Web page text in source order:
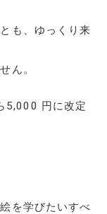
も、ゆっくり来
ん。
5,000 円に改定
を学びたいすべ